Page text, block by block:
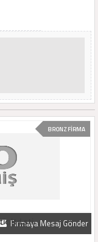
BRONZ FİRMA
Firmaya Mesaj Gönder